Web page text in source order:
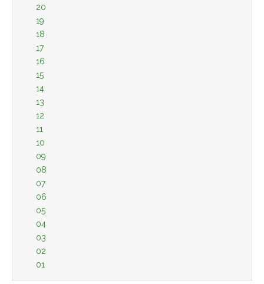
20
19
18
17
16
15
14
13
12
11
10
09
08
07
06
05
04
03
02
01